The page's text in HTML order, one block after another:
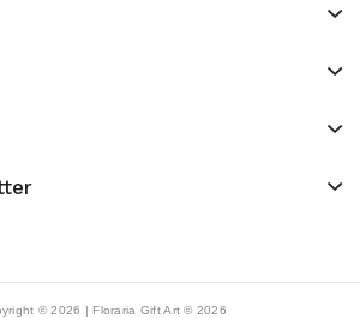
© 2026 | Floraria Gift Art © 2026